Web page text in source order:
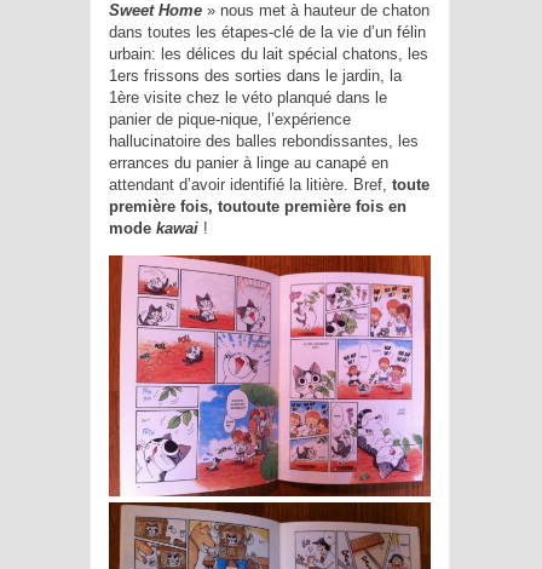
Sweet Home » nous met à hauteur de chaton
dans toutes les étapes-clé de la vie d’un félin
urbain: les délices du lait spécial chatons, les
1ers frissons des sorties dans le jardin, la
1ère visite chez le véto planqué dans le
panier de pique-nique, l’expérience
hallucinatoire des balles rebondissantes, les
errances du panier à linge au canapé en
attendant d’avoir identifié la litière. Bref, toute
première fois, toutoute première fois en
mode kawai !